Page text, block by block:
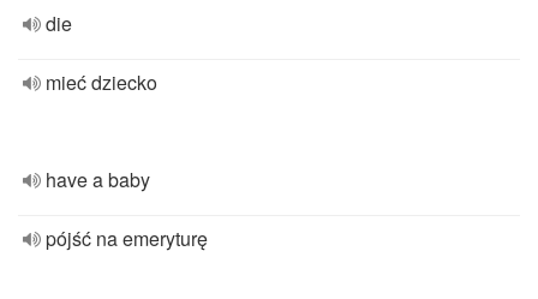
die
mieć dziecko
have a baby
pójść na emeryturę